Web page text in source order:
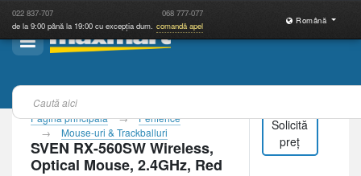
022 837-707 068 777-077
de la 9:00 până la 19:00 cu excepția dum. comandă apel
Română
Pagina principală
Periferice
Mouse-uri & Trackballuri
SVEN RX-560SW Wireless,
Optical Mouse, 2.4GHz, Red
Solicită
preț